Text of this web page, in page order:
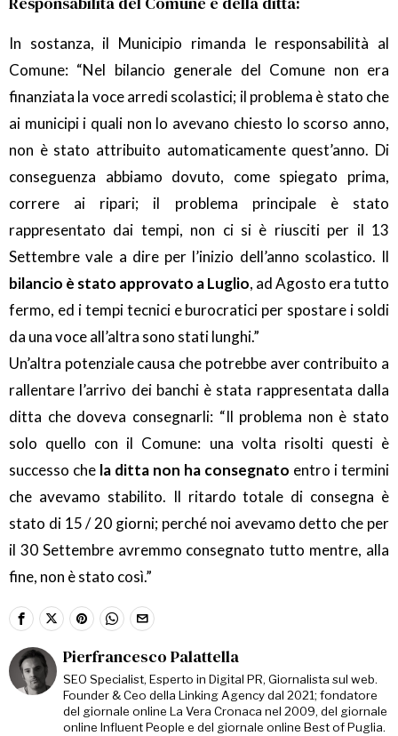
In sostanza, il Municipio rimanda le responsabilità al
Comune: “Nel bilancio generale del Comune non era
finanziata la voce arredi scolastici; il problema è stato che
ai municipi i quali non lo avevano chiesto lo scorso anno,
non è stato attribuito automaticamente quest’anno. Di
conseguenza abbiamo dovuto, come spiegato prima,
correre ai ripari; il problema principale è stato
rappresentato dai tempi, non ci si è riusciti per il 13
Settembre vale a dire per l’inizio dell’anno scolastico. Il
bilancio è stato approvato a Luglio, ad Agosto era tutto
fermo, ed i tempi tecnici e burocratici per spostare i soldi
da una voce all’altra sono stati lunghi.”
Un’altra potenziale causa che potrebbe aver contribuito a
rallentare l’arrivo dei banchi è stata rappresentata dalla
ditta che doveva consegnarli: “Il problema non è stato
solo quello con il Comune: una volta risolti questi è
successo che la ditta non ha consegnato entro i termini
che avevamo stabilito. Il ritardo totale di consegna è
stato di 15 / 20 giorni; perché noi avevamo detto che per
il 30 Settembre avremmo consegnato tutto mentre, alla
fine, non è stato così.”
Pierfrancesco Palattella
SEO Specialist, Esperto in Digital PR, Giornalista sul web.
Founder & Ceo della Linking Agency dal 2021; fondatore
del giornale online La Vera Cronaca nel 2009, del giornale
online Influent People e del giornale online Best of Puglia.